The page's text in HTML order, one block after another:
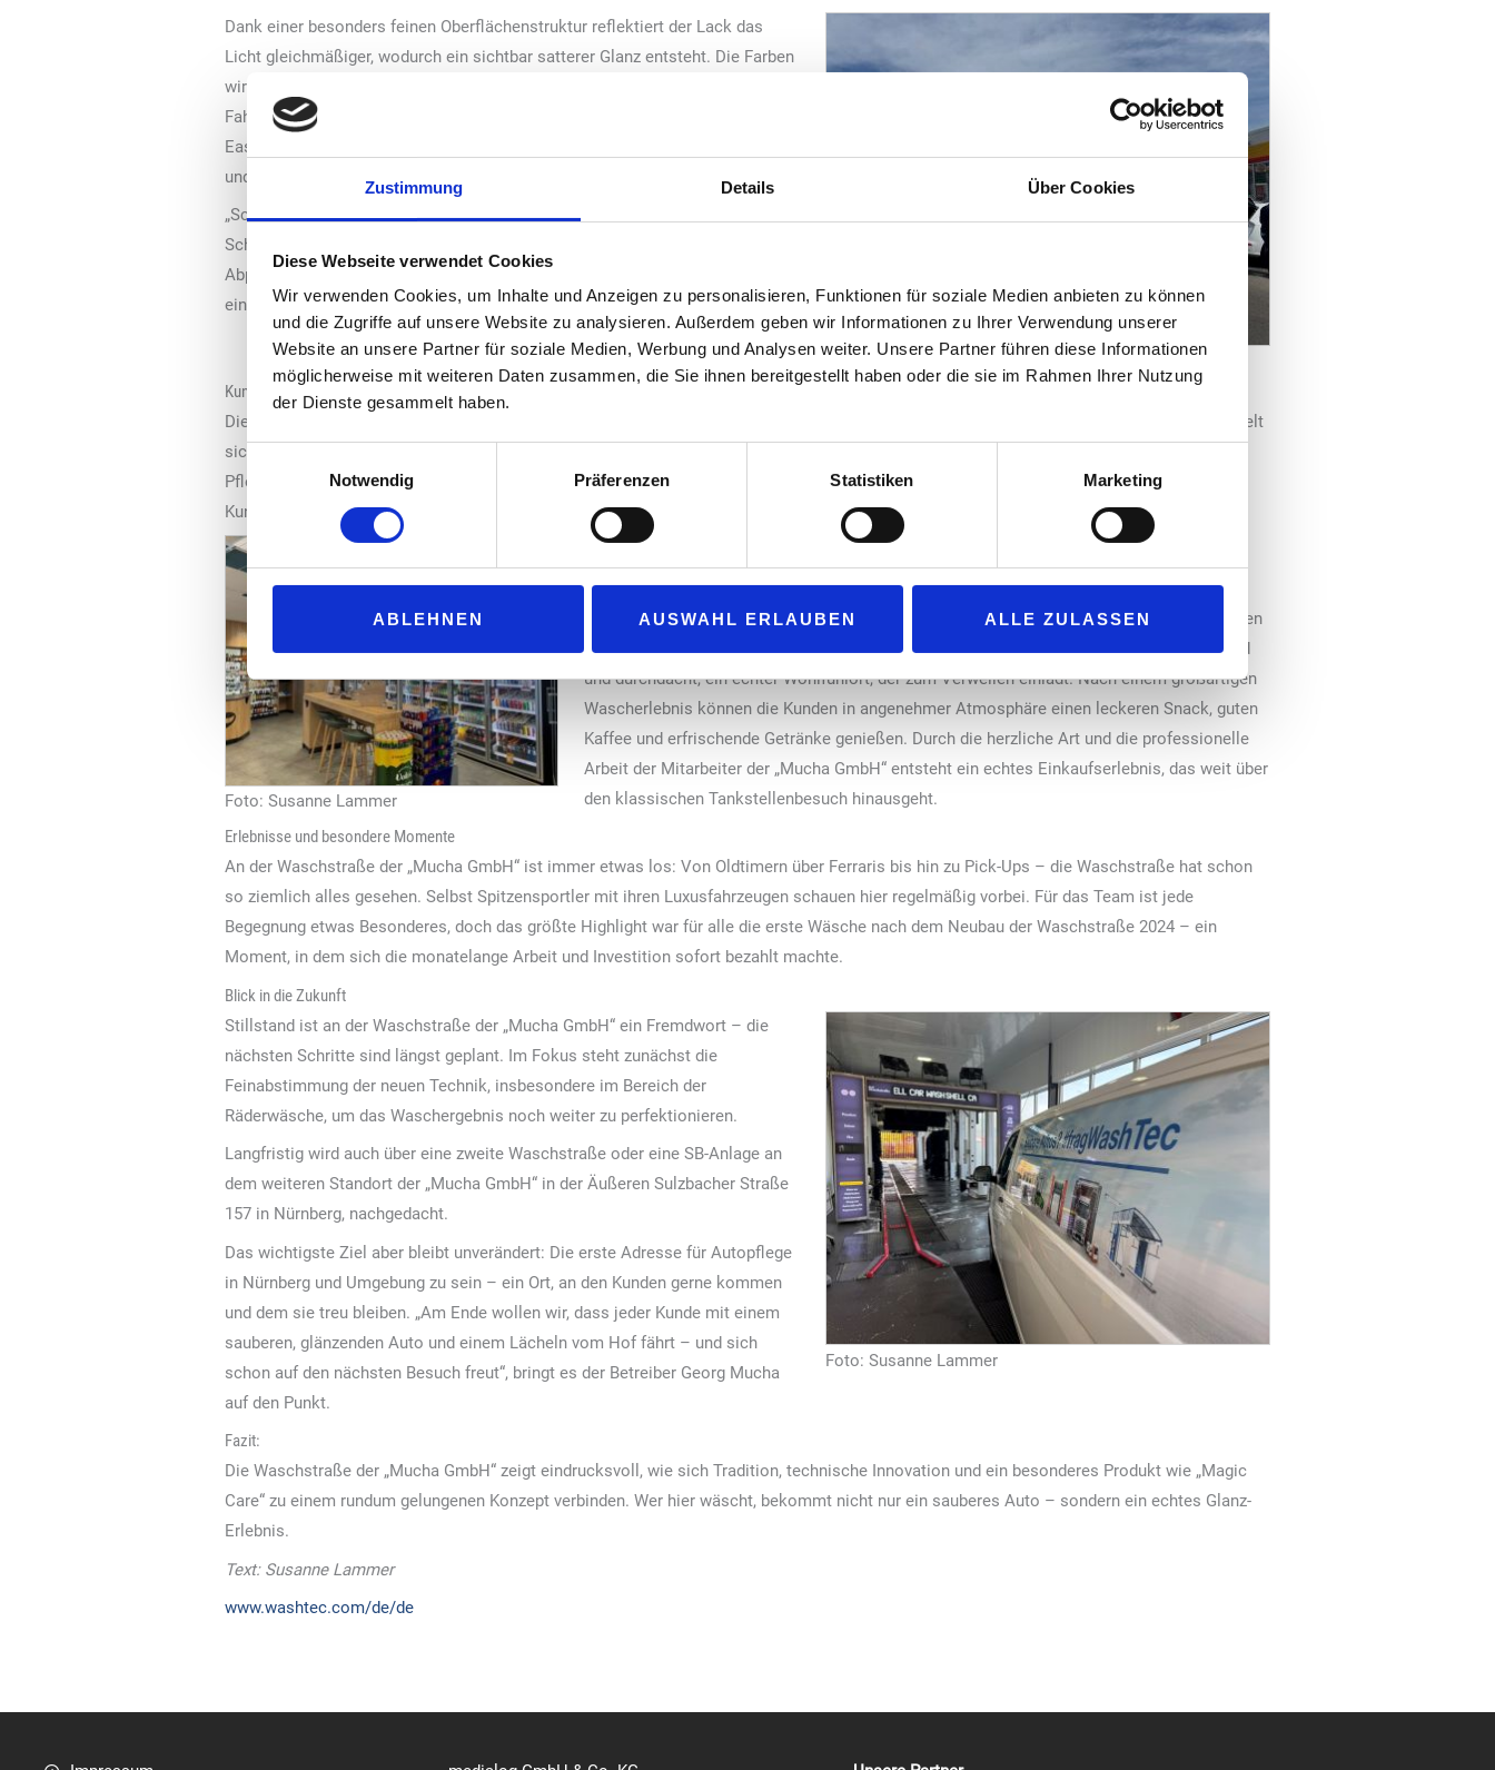
Zustimmung Details Über Cookies
Diese Webseite verwendet Cookies
Wir verwenden Cookies, um Inhalte und Anzeigen zu personalisieren, Funktionen für soziale Medien anbieten zu können
und die Zugriffe auf unsere Website zu analysieren. Außerdem geben wir Informationen zu Ihrer Verwendung unserer
Website an unsere Partner für soziale Medien, Werbung und Analysen weiter. Unsere Partner führen diese Informationen
möglicherweise mit weiteren Daten zusammen, die Sie ihnen bereitgestellt haben oder die sie im Rahmen Ihrer Nutzung
der Dienste gesammelt haben.
Einwilligungsauswahl
Notwendig
Präferenzen Statistiken Marketing
ABLEHNEN AUSWAHL ERLAUBEN ALLE ZULASSEN
Foto: Susanne Lammer
Dank einer besonders feinen Oberflächenstruktur reflektiert der Lack das
Licht gleichmäßiger, wodurch ein sichtbar satterer Glanz entsteht. Die Farben
wirken tiefer und lebendiger, während eine härtere Schutzschicht das
Fahrzeug zuverlässig vor äußeren Einflüssen bewahrt. Zusätzlich sorgen die
Easy-to-Clean- und Repair-Effekte dafür, dass feine Kratzer gemindert werden
und Schmutz kaum noch haften bleibt.
„Schon nach den ersten Anwendungen haben wir gemerkt, wie sich die
Schutzschicht mit jeder Wäsche weiter verstärkt“, berichtet der Betreiber. „Der
Abperleffekt ist jetzt so ausgeprägt, dass man den Unterschied sogar bei
einem Regenschauer deutlich sehen kann.“
Kundenbindung mit Mehrwert
Die Kunden wissen diesen guten Service zu schätzen und kommen von weit über die Grenzen Nürnbergs hinaus zum Waschen – das spiegelt
sich in der großen Zahl an Stammkunden wider. Ob es die persönliche Begrüßung, kleine Aufmerksamkeiten wie Handtücher oder
Pflegesprays, oder die beliebte Kundenkarte sind: Wer hier wäscht, spürt, dass es nicht nur ums Geschäft geht, sondern um echte
Kundenbeziehungen.
Foto: Susanne Lammer
Besonders die Premiumwäsche mit „Magic Care“ wird immer häufiger gewählt – nicht
Abgerundet wird dieser Rund-um-Service mit dem neuen, im Mai 2025 komplett umgebauten
Tankstellen-Shop der „Mucha GmbH“. Das neue Design präsentiert sich modern, einladend
und durchdacht, ein echter Wohlfühlort, der zum Verweilen einlädt. Nach einem großartigen
Wascherlebnis können die Kunden in angenehmer Atmosphäre einen leckeren Snack, guten
Kaffee und erfrischende Getränke genießen. Durch die herzliche Art und die professionelle
Arbeit der Mitarbeiter der „Mucha GmbH“ entsteht ein echtes Einkaufserlebnis, das weit über
den klassischen Tankstellenbesuch hinausgeht.
Erlebnisse und besondere Momente
An der Waschstraße der „Mucha GmbH“ ist immer etwas los: Von Oldtimern über Ferraris bis hin zu Pick-Ups – die Waschstraße hat schon
so ziemlich alles gesehen. Selbst Spitzensportler mit ihren Luxusfahrzeugen schauen hier regelmäßig vorbei. Für das Team ist jede
Begegnung etwas Besonderes, doch das größte Highlight war für alle die erste Wäsche nach dem Neubau der Waschstraße 2024 – ein
Moment, in dem sich die monatelange Arbeit und Investition sofort bezahlt machte.
Blick in die Zukunft
Foto: Susanne Lammer
Stillstand ist an der Waschstraße der „Mucha GmbH“ ein Fremdwort – die
nächsten Schritte sind längst geplant. Im Fokus steht zunächst die
Feinabstimmung der neuen Technik, insbesondere im Bereich der
Räderwäsche, um das Waschergebnis noch weiter zu perfektionieren.
Langfristig wird auch über eine zweite Waschstraße oder eine SB-Anlage an
dem weiteren Standort der „Mucha GmbH“ in der Äußeren Sulzbacher Straße
157 in Nürnberg, nachgedacht.
Das wichtigste Ziel aber bleibt unverändert: Die erste Adresse für Autopflege
in Nürnberg und Umgebung zu sein – ein Ort, an den Kunden gerne kommen
und dem sie treu bleiben. „Am Ende wollen wir, dass jeder Kunde mit einem
sauberen, glänzenden Auto und einem Lächeln vom Hof fährt – und sich
schon auf den nächsten Besuch freut“, bringt es der Betreiber Georg Mucha
auf den Punkt.
Fazit:
Die Waschstraße der „Mucha GmbH“ zeigt eindrucksvoll, wie sich Tradition, technische Innovation und ein besonderes Produkt wie „Magic
Care“ zu einem rundum gelungenen Konzept verbinden. Wer hier wäscht, bekommt nicht nur ein sauberes Auto – sondern ein echtes Glanz-
Erlebnis.
Text: Susanne Lammer
www.washtec.com/de/de